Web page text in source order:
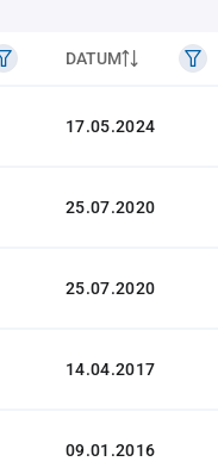
DATUM
17.05.2024
25.07.2020
25.07.2020
14.04.2017
09.01.2016